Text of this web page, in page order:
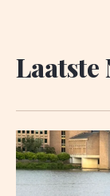
Laatste